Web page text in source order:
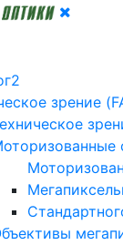
зрение